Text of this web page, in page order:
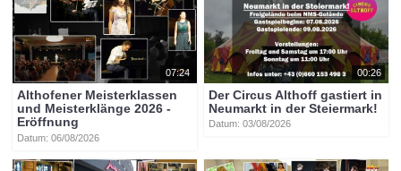
Themen
» Politik / Landesregierung
Themen » Wirtschaft
Tags:
btv-kärnten
btv kärnten mittelkärnten pensionssystem
07:24
Althofener Meisterklassen
und Meisterklänge 2026 -
Eröffnung
Datum: 06/08/2026
00:26
Der Circus Althoff gastiert in
Neumarkt in der Steiermark!
Datum: 03/08/2026